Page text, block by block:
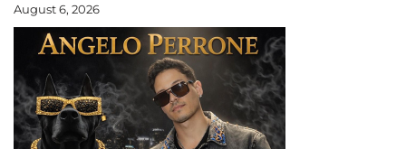
August 6, 2026